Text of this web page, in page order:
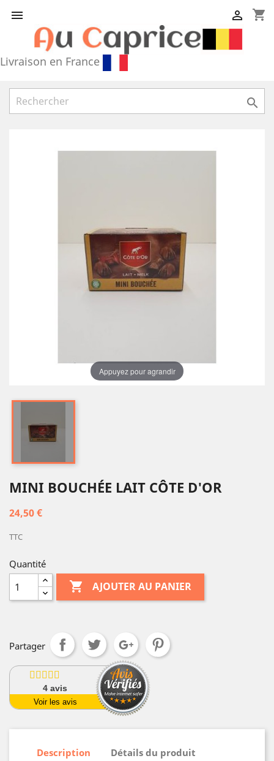
 shopping_cart

Livraison en France

Appuyez pour agrandir
MINI BOUCHÉE LAIT CÔTE D'OR
24,50 €
TTC
Quantité
 AJOUTER AU PANIER
Partager
4avis
Voir les avis
Description
Détails du produit